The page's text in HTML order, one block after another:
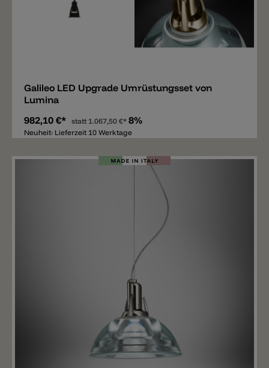
Galileo LED Upgrade Umrüstungsset von
Lumina
982,10 €* statt 1.067,50 €* 8%
Neuheit: Lieferzeit 10 Werktage